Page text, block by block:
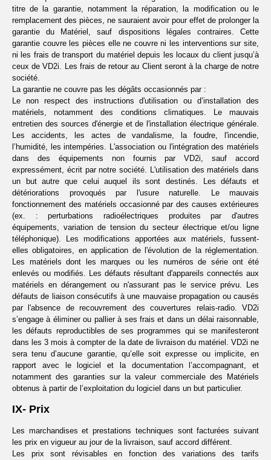
titre de la garantie, notamment la réparation, la modification ou le
remplacement des pièces, ne sauraient avoir pour effet de prolonger la
garantie du Matériel, sauf dispositions légales contraires. Cette
garantie couvre les pièces elle ne couvre ni les interventions sur site,
ni les frais de transport du matériel depuis les locaux du client jusqu’à
ceux de VD2i. Les frais de retour au Client seront à la charge de notre
société.
La garantie ne couvre pas les dégâts occasionnés par :
Le non respect des instructions d'utilisation ou d’installation des
matériels, notamment des conditions climatiques. Le mauvais
entretien des sources d'énergie et de l'installation électrique générale.
Les accidents, les actes de vandalisme, la foudre, l'incendie,
l’humidité, les intempéries. L'association ou l'intégration des matériels
dans des équipements non fournis par VD2i, sauf accord
expressément, écrit par notre société. L'utilisation des matériels dans
un but autre que celui auquel ils sont destinés. Les défauts et
détériorations provoqués par l'usure naturelle. Le mauvais
fonctionnement des matériels occasionné par des causes extérieures
(ex. : perturbations radioélectriques produites par d'autres
équipements, variation de tension du secteur électrique et/ou ligne
téléphonique). Les modifications apportées aux matériels, fussent-
elles obligatoires, en application de l'évolution de la réglementation.
Les matériels dont les marques ou les numéros de série ont été
enlevés ou modifiés. Les défauts résultant d'appareils connectés aux
matériels en dérangement ou n'assurant pas le service prévu. Les
défauts de liaison consécutifs à une mauvaise propagation ou causés
par l'absence de recouvrement des couvertures relais-radio. VD2i
s’engage à éliminer ou pallier à ses frais et dans un délai raisonnable,
les défauts reproductibles de ses programmes qui se manifesteront
dans les 3 mois à compter de la date de livraison du matériel. VD2i ne
sera tenu d’aucune garantie, qu’elle soit expresse ou implicite, en
rapport avec le logiciel et la documentation l’accompagnant, et
notamment des garanties sur la valeur commerciale des Matériels
obtenus à partir de l’exploitation du logiciel dans un but particulier.
IX- Prix
Les marchandises et prestations techniques sont facturées suivant
les prix en vigueur au jour de la livraison, sauf accord différent.
Les prix sont révisables en fonction des variations des tarifs